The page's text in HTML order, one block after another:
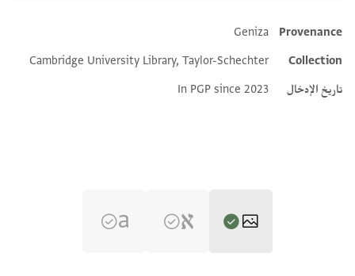
Additional metadata
Provenance
Geniza
Collection
Cambridge University Library, Taylor-Schechter
تاريخ الإدخال
In PGP since 2023